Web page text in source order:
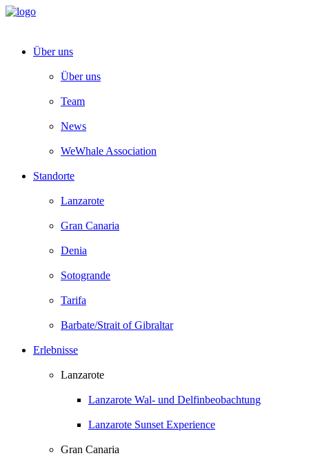
Über uns
Über uns
Team
News
WeWhale Association
Standorte
Lanzarote
Gran Canaria
Denia
Sotogrande
Tarifa
Barbate/Strait of Gibraltar
Erlebnisse
Lanzarote
Lanzarote Wal- und Delfinbeobachtung
Lanzarote Sunset Experience
Gran Canaria